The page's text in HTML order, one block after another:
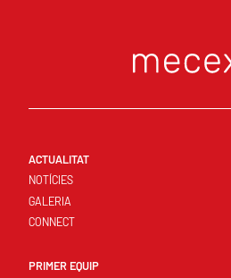
ACTUALITAT
NOTÍCIES
GALERIA
CONNECT
PRIMER EQUIP